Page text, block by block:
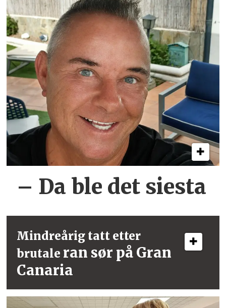
– Da ble det siesta
Mindreårig tatt etter
brutale ran sør på Gran
Canaria